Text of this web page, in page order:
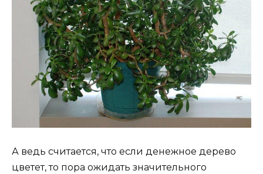
А ведь считается, что если денежное дерево
цветет, то пора ожидать значительного